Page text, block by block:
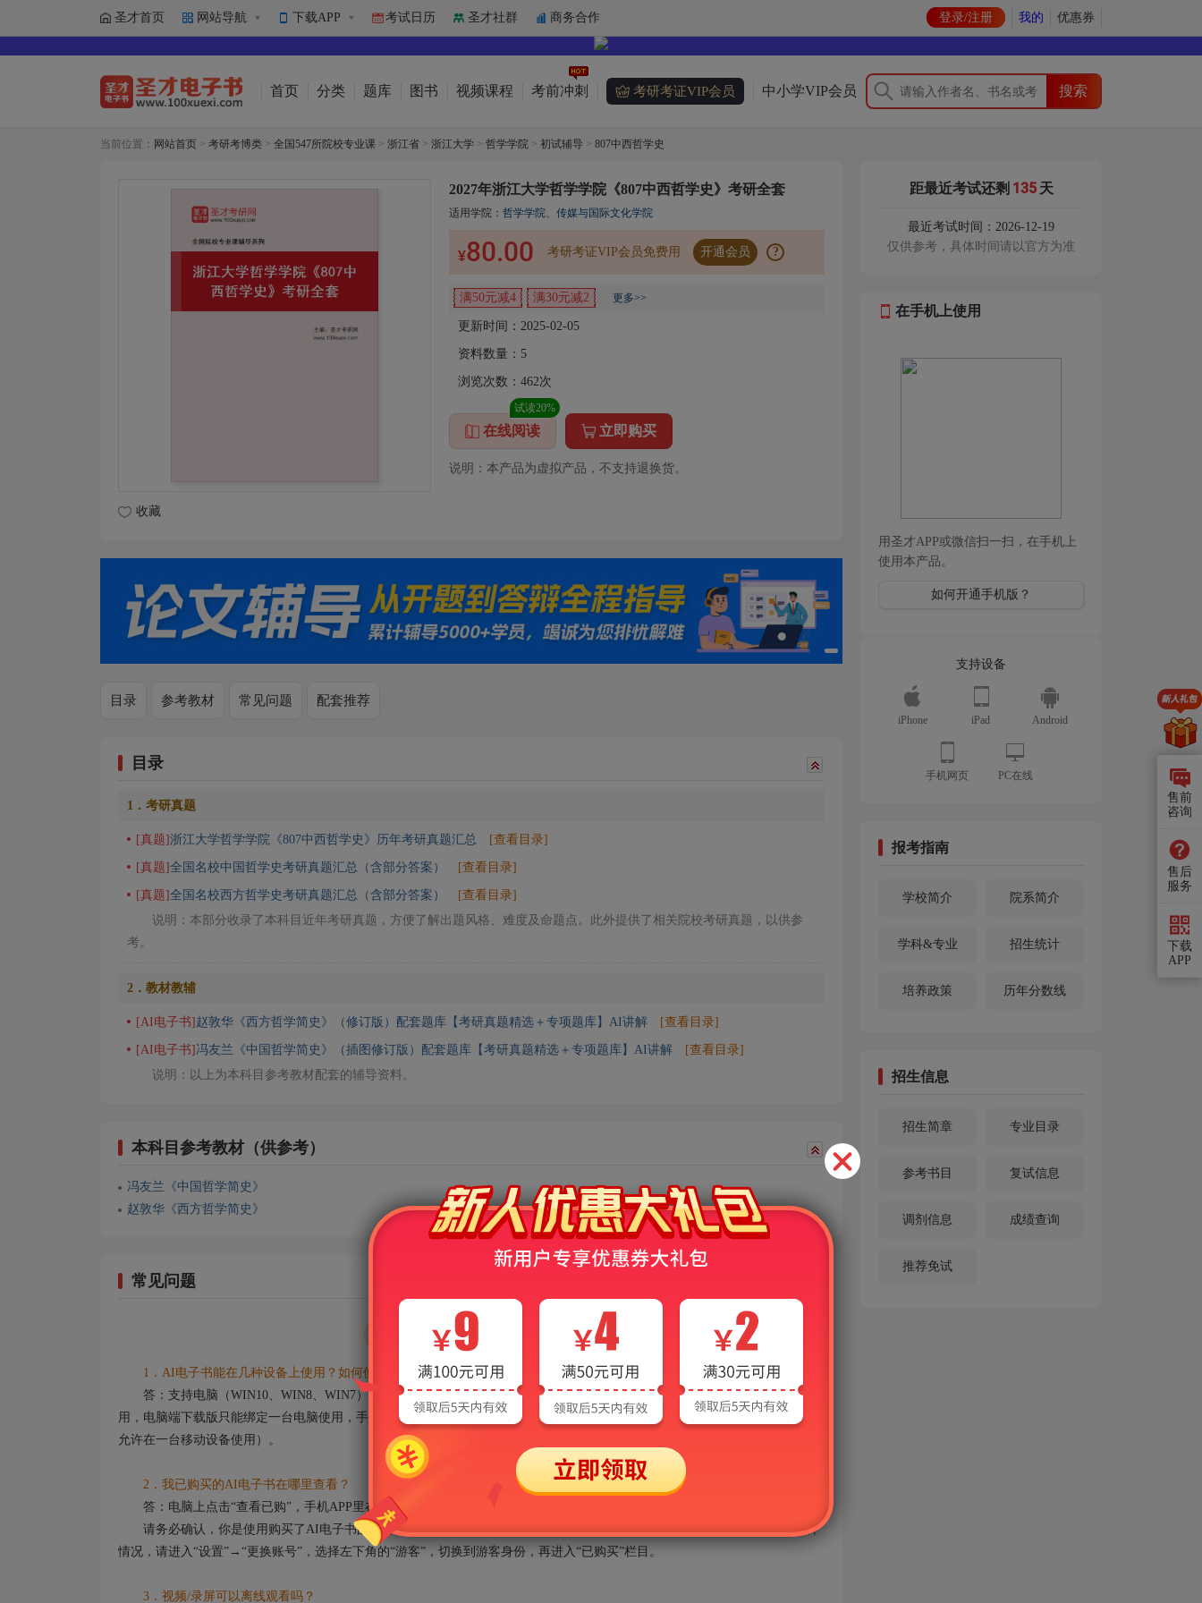
圣才首页 网站导航 下载APP 考试日历 圣才社群 商务合作 登录/注册 我的 优惠券
首页 分类 题库 图书 视频课程 考前冲刺 考研考证VIP会员 中小学VIP会员
当前位置： 网站首页 > 考研考博类 > 全国547所院校专业课 > 浙江省 > 浙江大学 > 哲学学院 > 初试辅导 > 807中西哲学史
收藏
2027年浙江大学哲学学院《807中西哲学史》考研全套
适用学院： 哲学学院、 传媒与国际文化学院
¥80.00 考研考证VIP会员免费用 开通会员 ?
满50元减4 满30元减2 更多>>
更新时间：2025-02-05
资料数量： 5
浏览次数： 462次
在线阅读
试读20%
立即购买
说明：本产品为虚拟产品，不支持退换货。
目录 参考教材 常见问题 配套推荐
目录
1．考研真题
[真题]浙江大学哲学学院《807中西哲学史》历年考研真题汇总 [查看目录]
[真题]全国名校中国哲学史考研真题汇总（含部分答案） [查看目录]
[真题]全国名校西方哲学史考研真题汇总（含部分答案）
[查看目录]
说明：本部分收录了本科目近年考研真题，方便了解出题风格、难度及命题点。此外提供了相关院校考研真题，以供参
考。
2．教材教辅
[AI电子书] 赵敦华《西方哲学简史》（修订版）配套题库【考研真题精选＋专项题库】AI讲解 [查看目录]
[AI电子书] 冯友兰《中国哲学简史》（插图修订版）配套题库【考研真题精选＋专项题库】AI讲解
[查看目录]
说明：以上为本科目参考教材配套的辅导资料。
本科目参考教材（供参考）
冯友兰《中国哲学简史》
赵敦华《西方哲学简史》
常见问题
AI电子书常见问题
1．AI电子书能在几种设备上使用？如何使用？
答：支持电脑（WIN10、WIN8、WIN7）、手机、平板等多端同步使用。电脑端在线版在圣才学习网及旗下网站登录即可使
用，电脑端下载版只能绑定一台电脑使用，手机端及平板等移动设备下载安装圣才APP并登录即可使用（同一时间同一个账号只
允许在一台移动设备使用）。
2．我已购买的AI电子书在哪里查看？
答：电脑上点击“查看已购”，手机APP里在“我”→“已购买”里。
请务必确认，你是使用购买了AI电子书的账号登录查看，有的用户经常是在APP以游客身份购买，用手机号账号登录，这种
情况，请进入“设置”→“更换账号”，选择左下角的“游客”，切换到游客身份，再进入“已购买”栏目。
3．视频/录屏可以离线观看吗？
距最近考试还剩 135 天
最近考试时间：2026-12-19
仅供参考，具体时间请以官方为准
在手机上使用
用圣才APP或微信扫一扫，在手机上
使用本产品。
如何开通手机版？
支持设备
iPhone iPad Android
手机网页 PC在线
报考指南
学校简介 院系简介
学科&专业 招生统计
培养政策 历年分数线
招生信息
招生简章 专业目录
参考书目 复试信息
调剂信息 成绩查询
推荐免试
售前
咨询
售后
服务
下载
APP